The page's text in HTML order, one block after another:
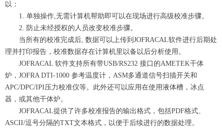
以：
1. 单独操作,无需计算机帮助即可以在现场进行高级校准步骤。
2. 防止未经授权的人员改变校准步骤。
当所有的校准完成后, 数据可以上传到JOFRACAL软件进行后期处
理并打印报告 ， 校准数据存在计算机里以备以后分析使用 。
JOFRACAL 软件支持所有带USB/RS232 接口的AMETEK干体
炉， JOFRA DTI-1000 参考温度计 ， ASM多通道信号扫描开关和
APC/DPC/IPI压力校准仪等。此外还可以应用在使用液体槽， 冰点
器 ， 或其他干体炉。
JOFRACAL提供了许多校准报告的输出格式，包括PDF格式、
ASCII/逗号分隔的TXT文本格式，以便于后续进行的数据处理。